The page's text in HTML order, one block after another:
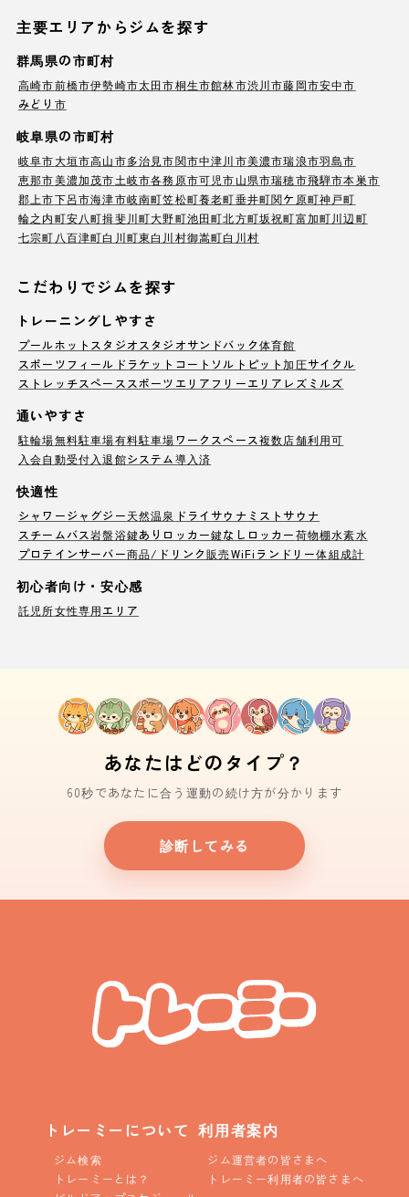
主要エリアからジムを探す
群馬県の市町村
高崎市前橋市伊勢崎市太田市桐生市館林市渋川市藤岡市安中市
みどり市
岐阜県の市町村
岐阜市大垣市高山市多治見市関市中津川市美濃市瑞浪市羽島市
恵那市美濃加茂市土岐市各務原市可児市山県市瑞穂市飛騨市本巣市
郡上市下呂市海津市岐南町笠松町養老町垂井町関ケ原町神戸町
輪之内町安八町揖斐川町大野町池田町北方町坂祝町富加町川辺町
七宗町 八百津町白川町東白川村御嵩町白川村
こだわりでジムを探す
トレーニングしやすさ
プールホットスタジオ スタジオサンドバック体育館
スポーツフィールド ラケットコート ソルトピット加圧サイクル
ストレッチスペース スポーツエリア フリーエリア レズミルズ
通いやすさ
駐輪場無料駐車場有料駐車場ワークスペース複数店舗利用可
入会自動受付 入退館システム導入済
快適性
シャワージャグジー天然温泉 ドライサウナ ミストサウナ
スチームバス岩盤浴鍵ありロッカー鍵なしロッカー荷物棚水素水
プロテインサーバー商品/ドリンク販売WiFi ランドリー体組成計
初心者向け・安心感
託児所女性専用エリア
あなたはどのタイプ？
60秒であなたに合う運動の続け方が分かります
診断してみる
トレーミーについて
ジム検索
トレーミーとは？
利用者案内
ジム運営者の皆さまへ
トレーミー利用者の皆さまへ